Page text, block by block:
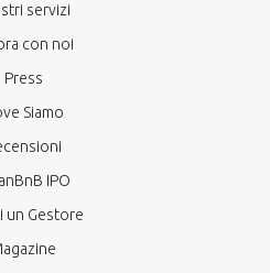
servizi
con noi
Press
Siamo
IPO
un Gestore